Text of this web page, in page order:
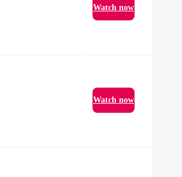
Watch now
Watch now